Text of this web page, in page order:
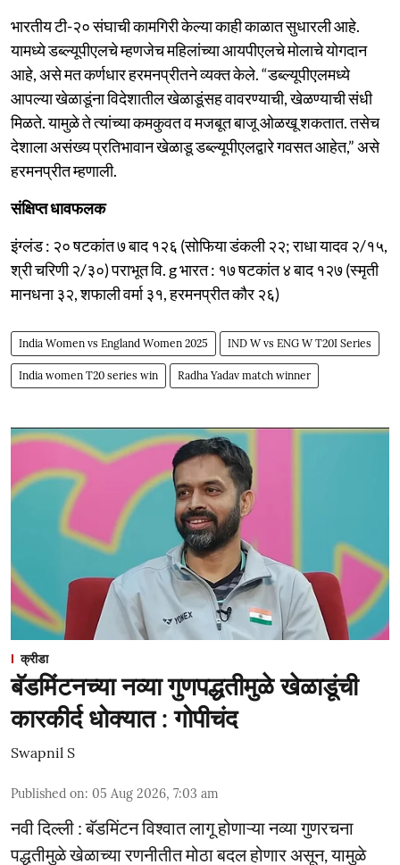
भारतीय टी-२० संघाची कामगिरी केल्या काही काळात सुधारली आहे.
यामध्ये डब्ल्यूपीएलचे म्हणजेच महिलांच्या आयपीएलचे मोलाचे योगदान
आहे, असे मत कर्णधार हरमनप्रीतने व्यक्त केले. “डब्ल्यूपीएलमध्ये
आपल्या खेळाडूंना विदेशातील खेळाडूंसह वावरण्याची, खेळण्याची संधी
मिळते. यामुळे ते त्यांच्या कमकुवत व मजबूत बाजू ओळखू शकतात. तसेच
देशाला असंख्य प्रतिभावान खेळाडू डब्ल्यूपीएलद्वारे गवसत आहेत,” असे
हरमनप्रीत म्हणाली.
संक्षिप्त धावफलक
इंग्लंड : २० षटकांत ७ बाद १२६ (सोफिया डंकली २२; राधा यादव २/१५,
श्री चरिणी २/३०) पराभूत वि. g भारत : १७ षटकांत ४ बाद १२७ (स्मृती
मानधना ३२, शफाली वर्मा ३१, हरमनप्रीत कौर २६)
India Women vs England Women 2025 IND W vs ENG W T20I Series
India women T20 series win Radha Yadav match winner
क्रीडा
बॅडमिंटनच्या नव्या गुणपद्धतीमुळे खेळाडूंची
कारकीर्द धोक्यात : गोपीचंद
Swapnil S
Published on: 05 Aug 2026, 7:03 am
नवी दिल्ली : बॅडमिंटन विश्वात लागू होणाऱ्या नव्या गुणरचना
पद्धतीमुळे खेळाच्या रणनीतीत मोठा बदल होणार असून, यामुळे